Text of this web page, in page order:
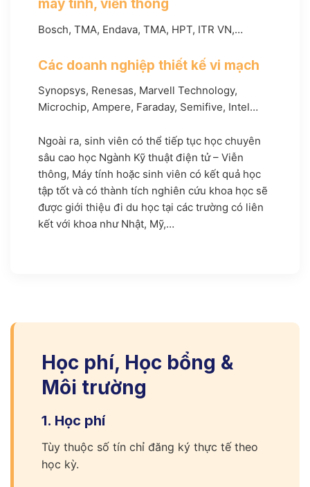
máy tính, viễn thông
Bosch, TMA, Endava, TMA, HPT, ITR VN,…
Các doanh nghiệp thiết kế vi mạch
Synopsys, Renesas, Marvell Technology,
Microchip, Ampere, Faraday, Semifive, Intel…
Ngoài ra, sinh viên có thể tiếp tục học chuyên
sâu cao học Ngành Kỹ thuật điện tử – Viễn
thông, Máy tính hoặc sinh viên có kết quả học
tập tốt và có thành tích nghiên cứu khoa học sẽ
được giới thiệu đi du học tại các trường có liên
kết với khoa như Nhật, Mỹ,…
Học phí, Học bổng &
Môi trường
1. Học phí
Tùy thuộc số tín chỉ đăng ký thực tế theo
học kỳ.